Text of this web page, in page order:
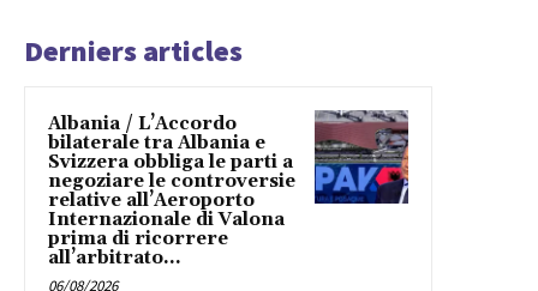
Derniers articles
Albania / L’Accordo
bilaterale tra Albania e
Svizzera obbliga le parti a
negoziare le controversie
relative all’Aeroporto
Internazionale di Valona
prima di ricorrere
all’arbitrato...
06/08/2026